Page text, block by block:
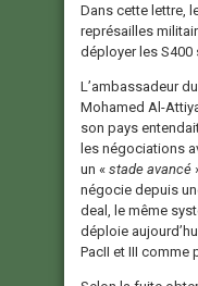
Dans cette lettre,
représailles
déployer les S400
L’ambassadeur
Mohamed Al-
son pays
les négociations
un « stade avancé
négocie depuis
deal, le même
déploie
PacII et III